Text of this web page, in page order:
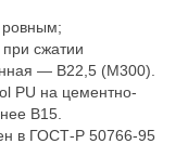
ровным;
сжатии
— В22,5 (М300).
PU на цементно-
В15.
в ГОСТ-Р 50766-95